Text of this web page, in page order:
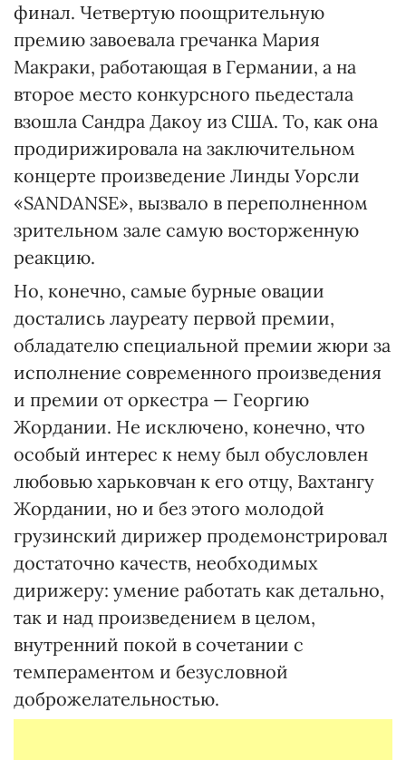
финал. Четвертую поощрительную
премию завоевала гречанка Мария
Макраки, работающая в Германии, а на
второе место конкурсного пьедестала
взошла Сандра Дакоу из США. То, как она
продирижировала на заключительном
концерте произведение Линды Уорсли
«SANDANSE», вызвало в переполненном
зрительном зале самую восторженную
реакцию.
Но, конечно, самые бурные овации
достались лауреату первой премии,
обладателю специальной премии жюри за
исполнение современного произведения
и премии от оркестра — Георгию
Жордании. Не исключено, конечно, что
особый интерес к нему был обусловлен
любовью харьковчан к его отцу, Вахтангу
Жордании, но и без этого молодой
грузинский дирижер продемонстрировал
достаточно качеств, необходимых
дирижеру: умение работать как детально,
так и над произведением в целом,
внутренний покой в сочетании с
темпераментом и безусловной
доброжелательностью.